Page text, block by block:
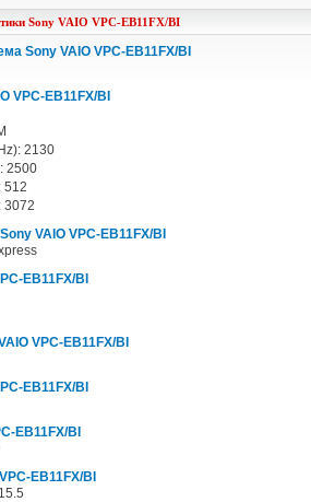
Sony VAIO VPC-EB11FX/BI
Sony VAIO VPC-EB11FX/BI
VPC-EB11FX/BI
2130
2500
512
3072
VAIO VPC-EB11FX/BI
EB11FX/BI
VPC-EB11FX/BI
EB11FX/BI
EB11FX/BI
EB11FX/BI